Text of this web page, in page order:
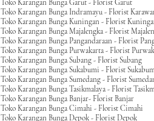
Toko Karangan Bunga Garut - Florist Garut
Toko Karangan Bunga Indramayu - Florist
Toko Karangan Bunga Kuningan - Florist
Toko Karangan Bunga Majalengka - Florist
Toko Karangan Bunga Pangandaraan - Florist
Toko Karangan Bunga Purwakarta - Florist
Toko Karangan Bunga Subang - Florist Subang
Toko Karangan Bunga Sukabumi - Florist
Toko Karangan Bunga Sumedang - Florist
Toko Karangan Bunga Tasikmalaya - Florist
Toko Karangan Bunga Banjar- Florist Banjar
Toko Karangan Bunga Cimahi - Florist Cimahi
Toko Karangan Bunga Depok - Florist Depok